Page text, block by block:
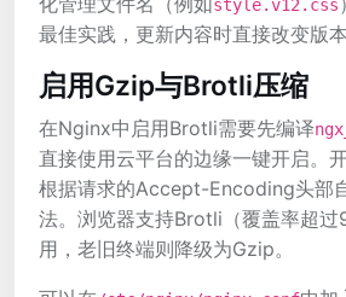
style.v12.css
最佳实践，更新内容时直接改变版
启用Gzip与Brotli压缩
在Nginx中启用Brotli需要先编译
直接使用云平台的边缘一键开启。
根据请求的Accept-Encoding头部
法。浏览器支持Brotli（覆盖率超过
用，老旧终端则降级为Gzip。